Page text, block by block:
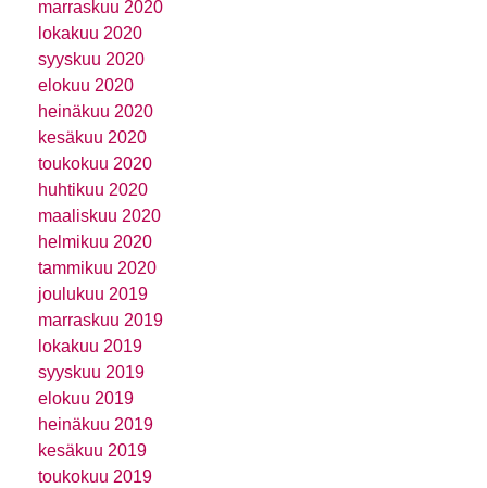
marraskuu 2020
lokakuu 2020
syyskuu 2020
elokuu 2020
heinäkuu 2020
kesäkuu 2020
toukokuu 2020
huhtikuu 2020
maaliskuu 2020
helmikuu 2020
tammikuu 2020
joulukuu 2019
marraskuu 2019
lokakuu 2019
syyskuu 2019
elokuu 2019
heinäkuu 2019
kesäkuu 2019
toukokuu 2019